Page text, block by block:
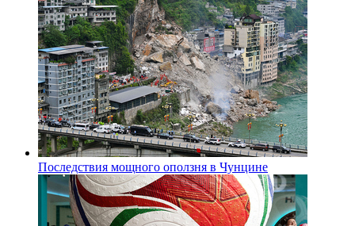
Последствия мощного оползня в Чунцине